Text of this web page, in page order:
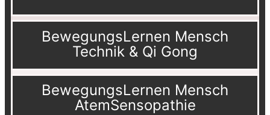
BewegungsLernen Mensch
Technik & Qi Gong
BewegungsLernen Mensch
AtemSensopathie